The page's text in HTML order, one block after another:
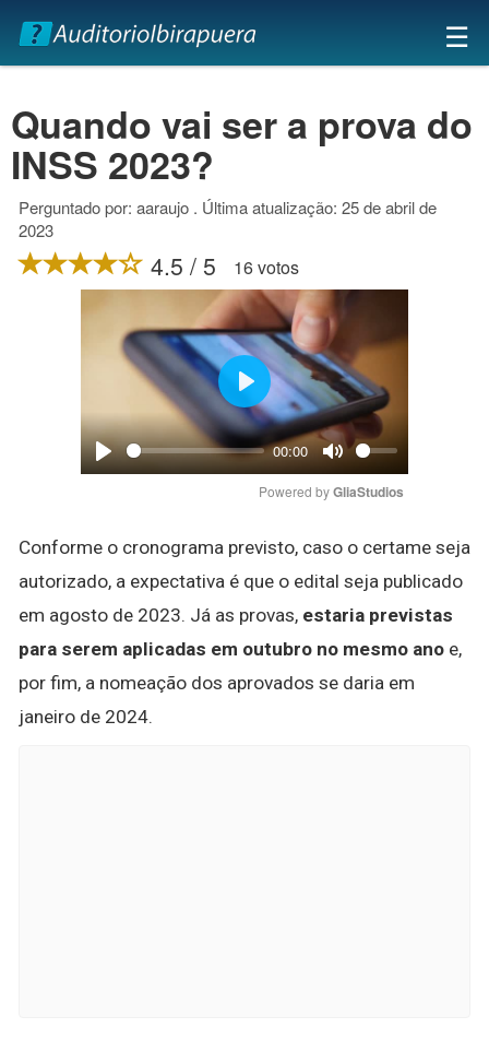
×
☰
Quando vai ser a prova do
INSS 2023?
Perguntado por: aaraujo . Última atualização: 25 de abril de
2023
4.5 / 5 16 votos
Play
00:00
Mute
Play
Powered by GliaStudios
Conforme o cronograma previsto, caso o certame seja
autorizado, a expectativa é que o edital seja publicado
em agosto de 2023. Já as provas, estaria previstas
para serem aplicadas em outubro no mesmo ano e,
por fim, a nomeação dos aprovados se daria em
janeiro de 2024.